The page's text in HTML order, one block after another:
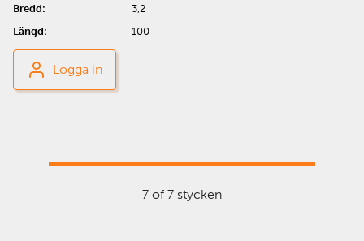
3,2
100
Logga in
7 of 7 stycken